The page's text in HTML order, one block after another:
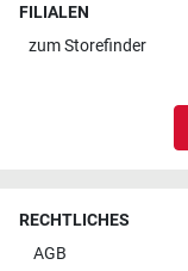
FILIALEN
zumStorefinder
RECHTLICHES
AGB